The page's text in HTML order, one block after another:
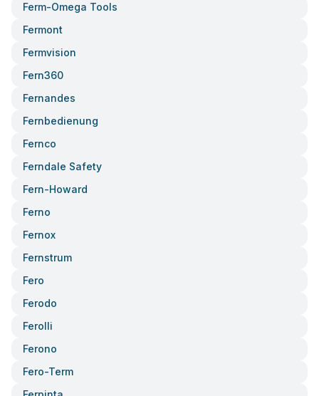
Ferm-Omega Tools
Fermont
Fermvision
Fern360
Fernandes
Fernbedienung
Fernco
Ferndale Safety
Fern-Howard
Ferno
Fernox
Fernstrum
Fero
Ferodo
Ferolli
Ferono
Fero-Term